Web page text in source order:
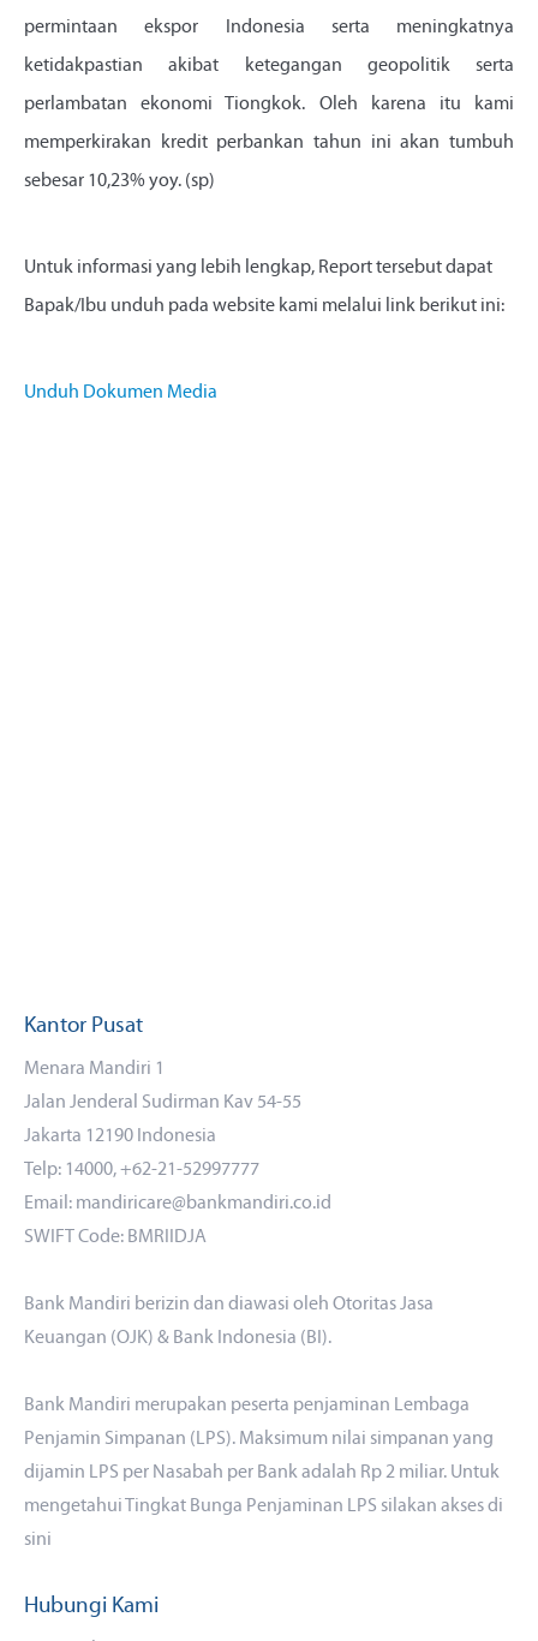
permintaan ekspor Indonesia serta meningkatnya
ketidakpastian akibat ketegangan geopolitik serta
perlambatan ekonomi Tiongkok. Oleh karena itu kami
memperkirakan kredit perbankan tahun ini akan tumbuh
sebesar 10,23% yoy. (sp)
Untuk informasi yang lebih lengkap, Report tersebut dapat
Bapak/Ibu unduh pada website kami melalui link berikut ini:
Unduh Dokumen Media
Kantor Pusat
Menara Mandiri 1
Jalan Jenderal Sudirman Kav 54-55
Jakarta 12190 Indonesia
Telp: 14000, +62-21-52997777
Email: mandiricare@bankmandiri.co.id
SWIFT Code: BMRIIDJA
Bank Mandiri berizin dan diawasi oleh Otoritas Jasa
Keuangan (OJK) & Bank Indonesia (BI).
Bank Mandiri merupakan peserta penjaminan Lembaga
Penjamin Simpanan (LPS). Maksimum nilai simpanan yang
dijamin LPS per Nasabah per Bank adalah Rp 2 miliar. Untuk
mengetahui Tingkat Bunga Penjaminan LPS silakan aksesdi
sini
Hubungi Kami